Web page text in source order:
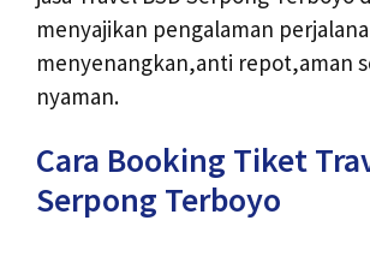
menyajikan pengalaman
menyenangkan,anti repot,aman
nyaman.
Cara Booking Tiket
Serpong Terboyo